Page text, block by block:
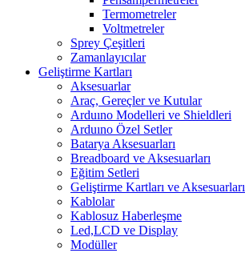
Termometreler
Voltmetreler
Sprey Çeşitleri
Zamanlayıcılar
Geliştirme Kartları
Aksesuarlar
Araç, Gereçler ve Kutular
Arduıno Modelleri ve Shieldleri
Arduıno Özel Setler
Batarya Aksesuarları
Breadboard ve Aksesuarları
Eğitim Setleri
Geliştirme Kartları ve Aksesuarları
Kablolar
Kablosuz Haberleşme
Led,LCD ve Display
Modüller